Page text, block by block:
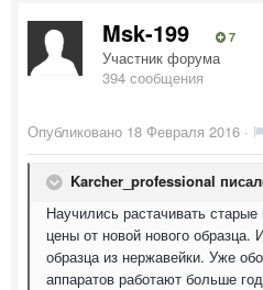
Msk-199 7
Участник форума
394 сообщения
Опубликовано 18 Февраля 2016 ·
Karcher_professional
Научились растачивать
цены от новой нового образца.
образца из нержавейки. Уже
аппаратов работают больше